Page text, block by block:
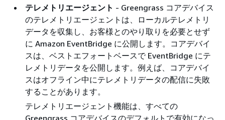
テレメトリエージェント - Greengrass コアデバイス
のテレメトリエージェントは、ローカルテレメトリ
データを収集し、お客様とのやり取りを必要とせず
に Amazon EventBridge に公開します。コアデバイ
スは、ベストエフォートベースで EventBridge にテ
レメトリデータを公開します。例えば、コアデバイ
スはオフライン中にテレメトリデータの配信に失敗
することがあります。
テレメトリエージェント機能は、すべての
Greengrass コアデバイスのデフォルトで有効になっ